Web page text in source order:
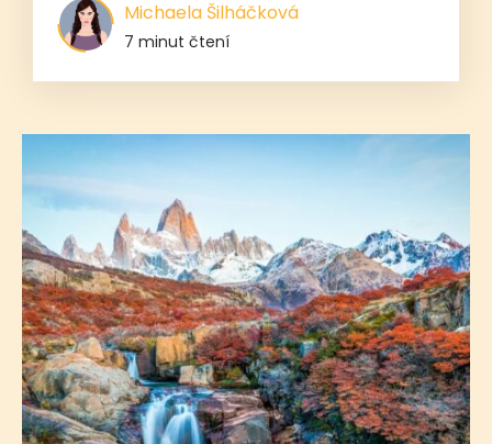
Michaela Šilháčková
7 minut čtení